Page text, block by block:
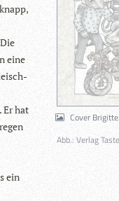
eine
Er hat
ein
Cover
Abb.: Verlag